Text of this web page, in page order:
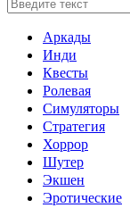
Аркады
Инди
Квесты
Ролевая
Симуляторы
Стратегия
Хоррор
Шутер
Экшен
Эротические